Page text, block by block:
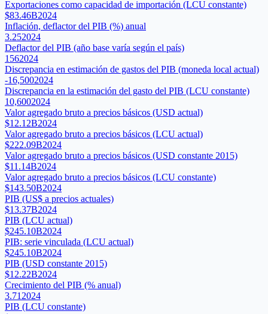
Exportaciones como capacidad de importación (LCU constante)
$83.46B2024
Inflación, deflactor del PIB (%) anual
3.252024
Deflactor del PIB (año base varía según el país)
1562024
Discrepancia en estimación de gastos del PIB (moneda local actual)
-16,5002024
Discrepancia en la estimación del gasto del PIB (LCU constante)
10,6002024
Valor agregado bruto a precios básicos (USD actual)
$12.12B2024
Valor agregado bruto a precios básicos (LCU actual)
$222.09B2024
Valor agregado bruto a precios básicos (USD constante 2015)
$11.14B2024
Valor agregado bruto a precios básicos (LCU constante)
$143.50B2024
PIB (US$ a precios actuales)
$13.37B2024
PIB (LCU actual)
$245.10B2024
PIB: serie vinculada (LCU actual)
$245.10B2024
PIB (USD constante 2015)
$12.22B2024
Crecimiento del PIB (% anual)
3.71 2024
PIB (LCU constante)